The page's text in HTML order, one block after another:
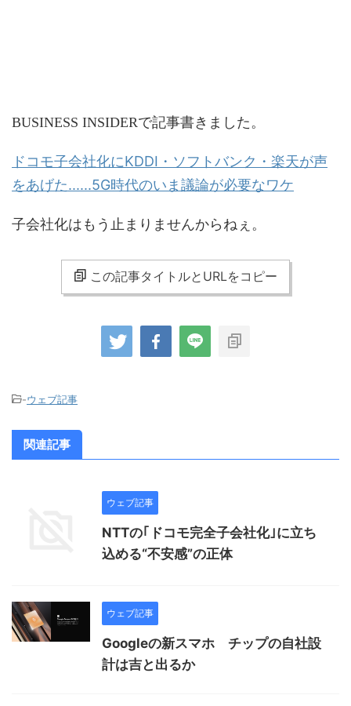
BUSINESS INSIDERで記事書きました。
ドコモ子会社化にKDDI・ソフトバンク・楽天が声
をあげた......5G時代のいま議論が必要なワケ
子会社化はもう止まりませんからねぇ。
この記事タイトルとURLをコピー
-ウェブ記事
関連記事
ウェブ記事
NTTの｢ドコモ完全子会社化｣に立ち
込める“不安感”の正体
ウェブ記事
Googleの新スマホ チップの自社設
計は吉と出るか